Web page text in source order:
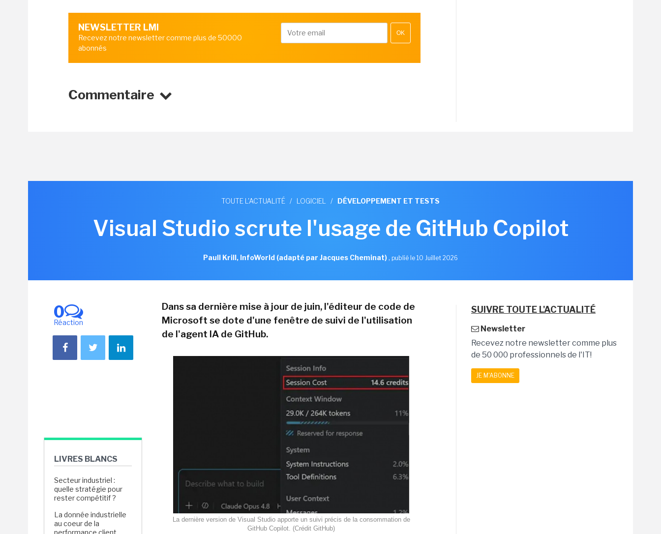
NEWSLETTER LMI
Recevez notre newsletter comme plus de 50000
abonnés
OK
Commentaire
TOUTE L'ACTUALITÉ / LOGICIEL / DÉVELOPPEMENT ET TESTS
Visual Studio scrute l'usage de GitHub Copilot
Paull Krill, InfoWorld (adapté par Jacques Cheminat), publié le 10 Juillet 2026
0
Réaction
LIVRES BLANCS
Secteur industriel :
quelle stratégie pour
rester compétitif ?
La donnée industrielle
au coeur de la
performance client
Dans sa dernière mise à jour de juin, l'éditeur de code de
Microsoft se dote d'une fenêtre de suivi de l'utilisation
de l'agent IA de GitHub.
La dernière version de Visual Studio apporte un suivi précis de la consommation de
GitHub Copilot. (Crédit GitHub)
SUIVRE TOUTE L'ACTUALITÉ
Newsletter
Recevez notre newsletter comme plus
de 50 000 professionnels de l'IT!
JE M'ABONNE